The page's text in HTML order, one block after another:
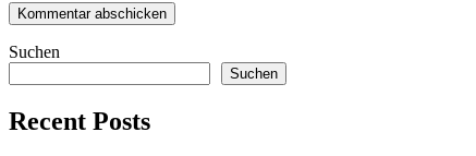
Suchen
Suchen
Recent Posts